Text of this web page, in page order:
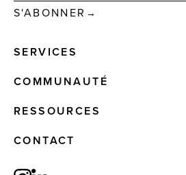
→
SERVICES
COMMUNAUTÉ
RESSOURCES
CONTACT